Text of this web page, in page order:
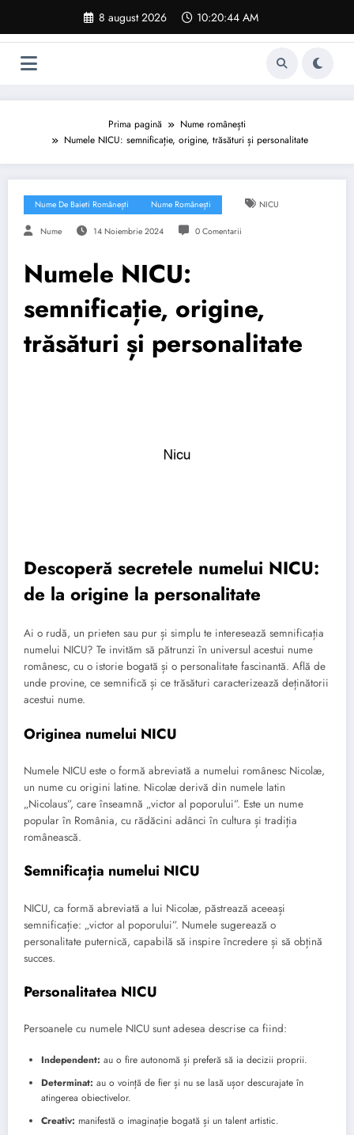
conținut
8 august 2026 10:20:45 AM
Prima pagină
Nume românești
Numele NICU: semnificație, origine, trăsături și personalitate
Nume De Baieti Românești Nume Românești NICU
Nume 14 Noiembrie 2024 0 Comentarii
Numele NICU:
semnificație, origine,
trăsături și personalitate
Descoperă secretele numelui NICU:
de la origine la personalitate
Ai o rudă, un prieten sau pur și simplu te interesează semnificația
numelui NICU? Te invităm să pătrunzi în universul acestui nume
românesc, cu o istorie bogată și o personalitate fascinantă. Află de
unde provine, ce semnifică și ce trăsături caracterizează deținătorii
acestui nume.
Originea numelui NICU
Numele NICU este o formă abreviată a numelui românesc Nicolæ,
un nume cu origini latine. Nicolæ derivă din numele latin
„Nicolaus”, care înseamnă „victor al poporului”. Este un nume
popular în România, cu rădăcini adânci în cultura și tradiția
românească.
Semnificația numelui NICU
NICU, ca formă abreviată a lui Nicolæ, păstrează aceeași
semnificație: „victor al poporului”. Numele sugerează o
personalitate puternică, capabilă să inspire încredere și să obțină
succes.
Personalitatea NICU
Persoanele cu numele NICU sunt adesea descrise ca fiind:
Independent: au o fire autonomă și preferă să ia decizii proprii.
Determinat: au o voință de fier și nu se lasă ușor descurajate în
atingerea obiectivelor.
Creativ: manifestă o imaginație bogată și un talent artistic.